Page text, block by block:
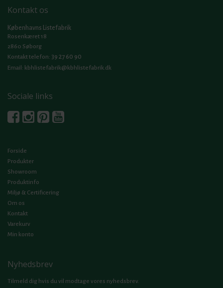
Kontakt os
Københavns Listefabrik
Rosenkæret 18
2860 Søborg
Kontakt telefon: 39 27 60 90
Email: kbhlistefabrik@kbhlistefabrik.dk
Sociale links
Forside
Produkter
Showroom
Produktinfo
Miljø & Certificering
Om os
Kontakt
Varekurv
Min konto
Nyhedsbrev
Tilmeld dig hvis du vil modtage vores nyhedsbrev.